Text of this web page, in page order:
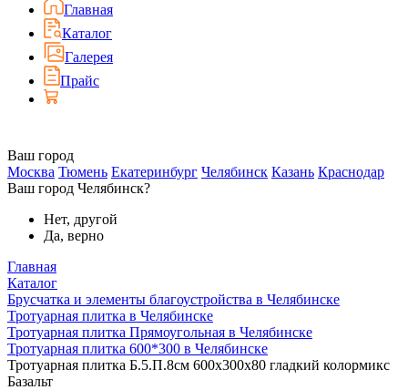
Главная
Каталог
Галерея
Прайс
Ваш город
Москва Тюмень Екатеринбург Челябинск Казань Краснодар
Ваш город Челябинск?
Нет, другой
Да, верно
Главная
Каталог
Брусчатка и элементы благоустройства в Челябинске
Тротуарная плитка в Челябинске
Тротуарная плитка Прямоугольная в Челябинске
Тротуарная плитка 600*300 в Челябинске
Тротуарная плитка Б.5.П.8см 600х300х80 гладкий колормикс
Базальт